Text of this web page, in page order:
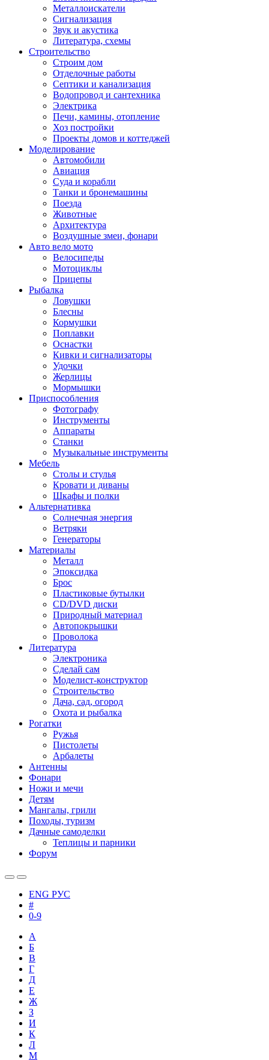
Металлоискатели
Сигнализация
Звук и акустика
Литература, схемы
Строительство
Строим дом
Отделочные работы
Септики и канализация
Водопровод и сантехника
Электрика
Печи, камины, отопление
Хоз постройки
Проекты домов и коттеджей
Моделирование
Автомобили
Авиация
Суда и корабли
Танки и бронемашины
Поезда
Животные
Архитектура
Воздушные змеи, фонари
Авто вело мото
Велосипеды
Мотоциклы
Прицепы
Рыбалка
Ловушки
Блесны
Кормушки
Поплавки
Оснастки
Кивки и сигнализаторы
Удочки
Жерлицы
Мормышки
Приспособления
Фотографу
Инструменты
Аппараты
Станки
Музыкальные инструменты
Мебель
Столы и стулья
Кровати и диваны
Шкафы и полки
Альтернативка
Солнечная энергия
Ветряки
Генераторы
Материалы
Металл
Эпоксидка
Брос
Пластиковые бутылки
CD/DVD диски
Природный материал
Автопокрышки
Проволока
Литература
Электроника
Сделай сам
Моделист-конструктор
Строительство
Дача, сад, огород
Охота и рыбалка
Рогатки
Ружья
Пистолеты
Арбалеты
Антенны
Фонари
Ножи и мечи
Детям
Мангалы, грили
Походы, туризм
Дачные самоделки
Теплицы и парники
Форум
ENG РУС
#
0-9
А
Б
В
Г
Д
Е
Ж
З
И
К
Л
М